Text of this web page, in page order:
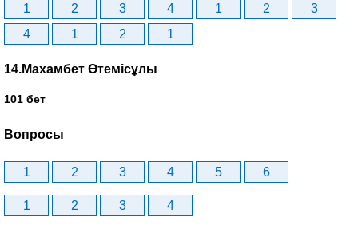
1 2 3 4 1 2
3
4
1 2 1
14.Махамбет Өтемісұлы
101 бет
Вопросы
1 2 3 4 5 6
1 2 3 4